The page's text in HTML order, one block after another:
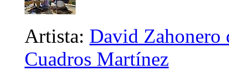
Artista: David Zahonero
Cuadros Martínez